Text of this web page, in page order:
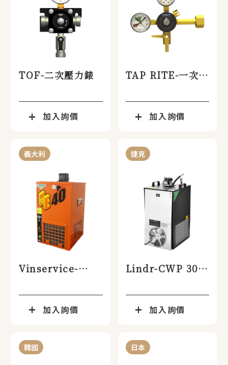
TOF-二次壓力錶
加入詢價
TAP RITE-一次壓
加入詢價
義大利
Vinservice-
加入詢價
捷克
Lindr-CWP 300
加入詢價
韓國 日本